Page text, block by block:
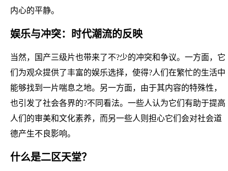
内心的平静。
娱乐与冲突：时代潮流的反映
当然，国产三级片也带来了不?少的冲突和争议。一方面，它
们为观众提供了丰富的娱乐选择，使得?人们在繁忙的生活中
能够找到一片喘息之地。另一方面，由于其内容的特殊性，
也引发了社会各界的?不同看法。一些人认为它们有助于提高
人们的审美和文化素养，而另一些人则担心它们会对社会道
德产生不良影响。
什么是二区天堂？